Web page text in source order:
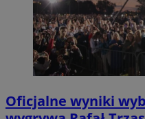
Oficjalne wyniki